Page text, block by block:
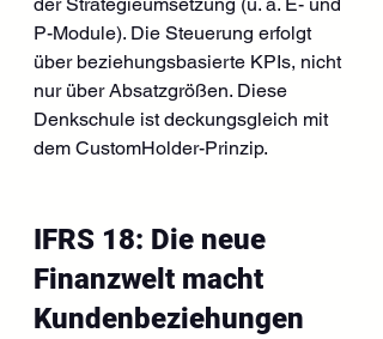
P-Module). Die Steuerung erfolgt
über beziehungsbasierte KPIs, nicht
nur über Absatzgrößen. Diese
Denkschule ist deckungsgleich mit
dem CustomHolder-Prinzip.
IFRS 18: Die neue
Finanzwelt macht
Kundenbeziehungen